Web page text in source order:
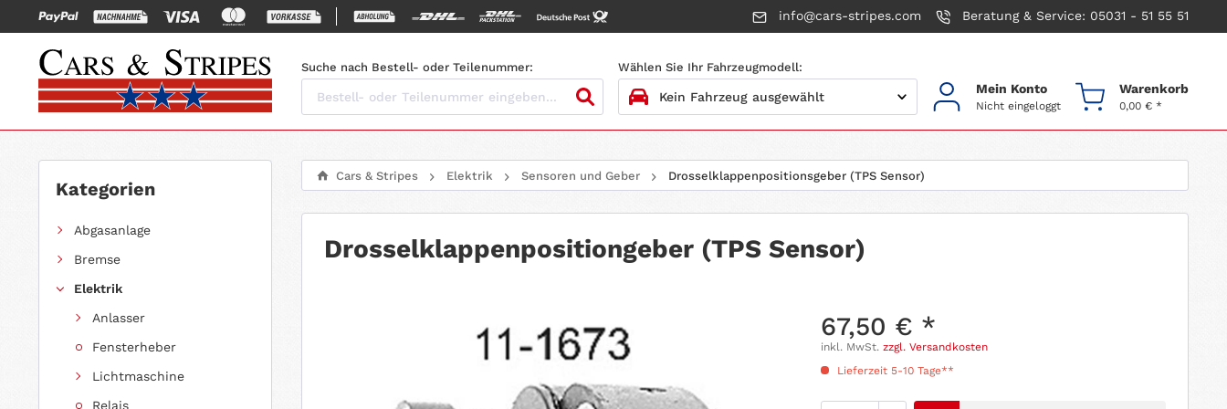
info@cars-stripes.com Beratung & Service: 05031 - 51 55 51
Suche nach Bestell- oder Teilenummer: Wählen Sie Ihr Fahrzeugmodell:
2. MODELL
3. BAUJAHR
Mein Konto
Nicht eingeloggt
Warenkorb
0,00 € *
Kategorien
Abgasanlage
Bremse
Elektrik
Anlasser
Fensterheber
Lichtmaschine
Relais
Cars & Stripes Elektrik Sensoren und Geber Drosselklappenpositionsgeber (TPS Sensor)
Drosselklappenpositiongeber (TPS Sensor)
67,50 € *
inkl. MwSt. zzgl. Versandkosten
Lieferzeit 5-10 Tage**